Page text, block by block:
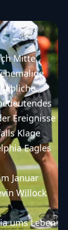
Mitte
Ereignisse
Klage
Eagles
Januar
Willock
ums Leben